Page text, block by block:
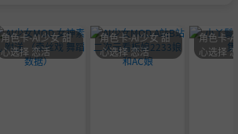
角色卡-AI少女 甜
心选择 恋活
角色卡-AI少女 甜
心选择 恋活
角色卡-
心选择